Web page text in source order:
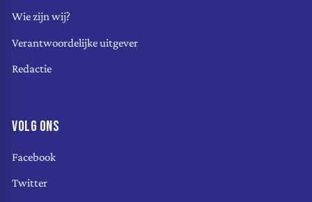
Wie zijn wij?
Verantwoordelijke uitgever
Redactie
VOLG ONS
Facebook
Twitter